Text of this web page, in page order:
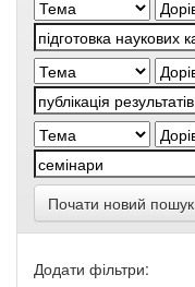
Почати новий пошук
Додати фільтри: